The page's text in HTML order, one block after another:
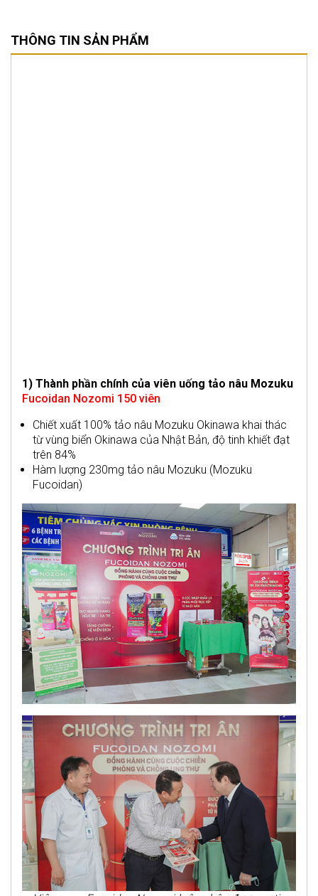
THÔNG TIN SẢN PHẨM
1) Thành phần chính của viên uống tảo nâu Mozuku
Fucoidan Nozomi 150 viên
Chiết xuất 100% tảo nâu Mozuku Okinawa khai thác
từ vùng biển Okinawa của Nhật Bản, độ tinh khiết đạt
trên 84%
Hàm lượng 230mg tảo nâu Mozuku (Mozuku
Fucoidan)